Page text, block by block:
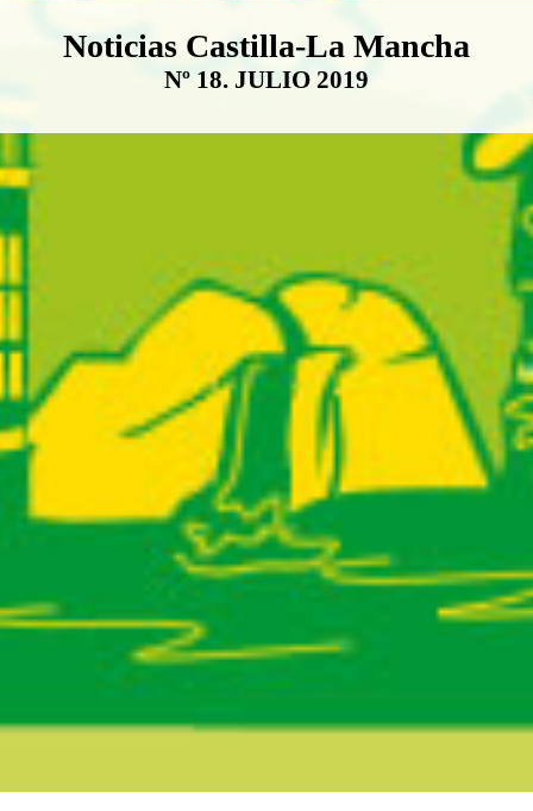
Boletín Noticias Castilla-La
Noticias Castilla-La Mancha
Nº 18. JULIO 2019